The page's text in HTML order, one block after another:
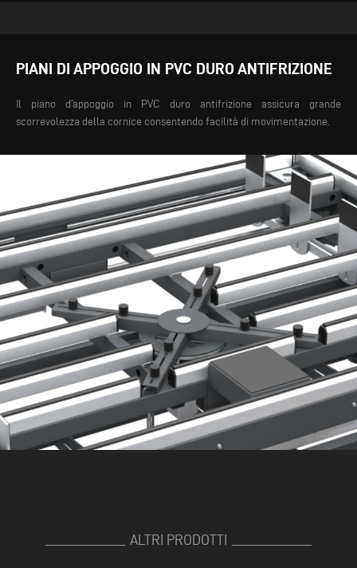
PIANI DI APPOGGIO IN PVC DURO ANTIFRIZIONE
Il piano d’appoggio in PVC duro antifrizione assicura grande
scorrevolezza della cornice consentendo facilità di movimentazione.
ALTRI PRODOTTI